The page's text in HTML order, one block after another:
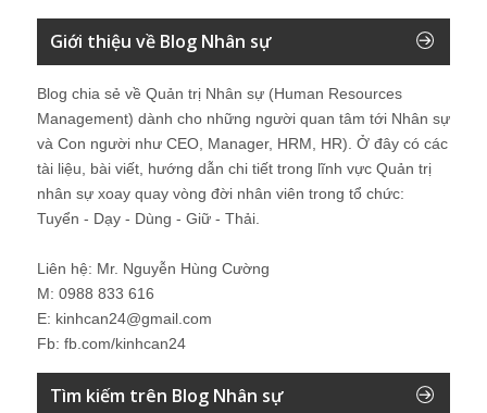
Giới thiệu về Blog Nhân sự
Blog chia sẻ về Quản trị Nhân sự (Human Resources
Management) dành cho những người quan tâm tới Nhân sự
và Con người như CEO, Manager, HRM, HR). Ở đây có các
tài liệu, bài viết, hướng dẫn chi tiết trong lĩnh vực Quản trị
nhân sự xoay quay vòng đời nhân viên trong tổ chức:
Tuyển - Dạy - Dùng - Giữ - Thải.
Liên hệ: Mr. Nguyễn Hùng Cường
M: 0988 833 616
E: kinhcan24@gmail.com
Fb: fb.com/kinhcan24
Tìm kiếm trên Blog Nhân sự